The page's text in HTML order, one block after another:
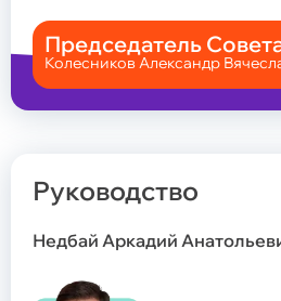
Председатель
Колесников Александр
Руководство
Недбай Аркадий